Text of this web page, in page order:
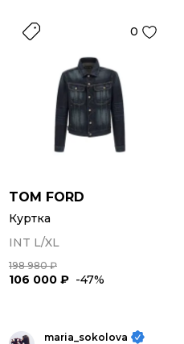
0
TOM FORD
Куртка
INT L/XL
198 980 ₽
106 000 ₽ -47%
maria_sokolova